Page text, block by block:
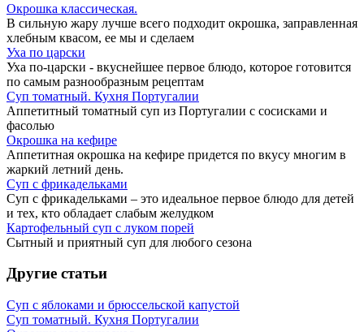
Окрошка классическая.
В сильную жару лучше всего подходит окрошка, заправленная
хлебным квасом, ее мы и сделаем
Уха по царски
Уха по-царски - вкуснейшее первое блюдо, которое готовится
по самым разнообразным рецептам
Суп томатный. Кухня Португалии
Аппетитный томатный суп из Португалии с сосисками и
фасолью
Окрошка на кефире
Аппетитная окрошка на кефире придется по вкусу многим в
жаркий летний день.
Суп с фрикадельками
Суп с фрикадельками – это идеальное первое блюдо для детей
и тех, кто обладает слабым желудком
Картофельный суп с луком порей
Сытный и приятный суп для любого сезона
Другие статьи
Суп с яблоками и брюссельской капустой
Суп томатный. Кухня Португалии